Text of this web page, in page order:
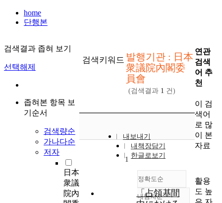
home
단행본
검색결과 좁혀 보기
선택해제
좁혀본 항목 보
기순서
검색량순
가나다순
저자
日本
衆議
院內
검색키워드 발행기관 : 日本
衆議院內閣委
員會
(검색결과 1 건)
내보내기
내책장담기
한글로보기
정확도순
정확도
내림차순
1
「占領基間
연관
검색
어 추
천
이 검
색어
로 많
이 본
자료
활용
도 높